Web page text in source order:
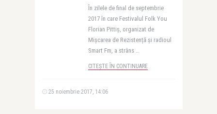
În zilele de final de septembrie
2017 în care Festivalul Folk You
Florian Pittiș, organizat de
Mișcarea de Rezistență și radioul
Smart Fm, a strâns ..
CITEȘTE ÎN CONTINUARE
25 noiembrie 2017, 14:06